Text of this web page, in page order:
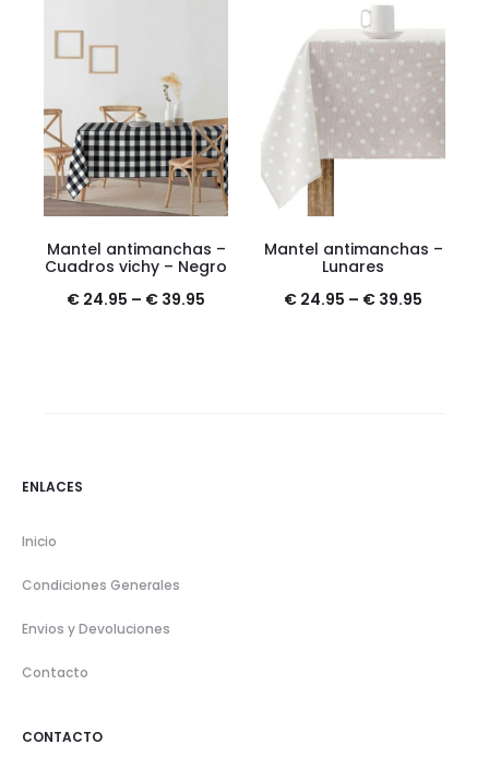
Mantel antimanchas –
Cuadros vichy – Negro
€ 24.95 – € 39.95
Mantel antimanchas –
Lunares
€ 24.95 – € 39.95
ENLACES
Inicio
Condiciones Generales
Envios y Devoluciones
Contacto
CONTACTO